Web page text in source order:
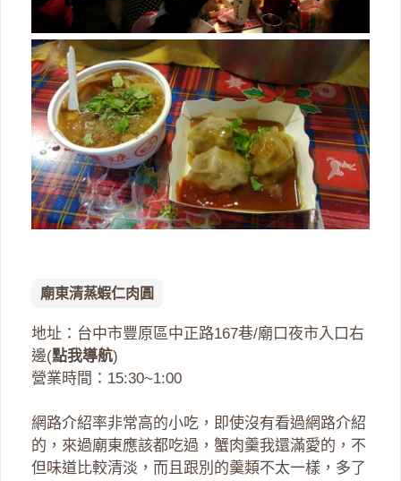
廟東清蒸蝦仁肉圓
地址：台中市豐原區中正路167巷/廟口夜市入口右
邊(點我導航)
營業時間：15:30~1:00
網路介紹率非常高的小吃，即使沒有看過網路介紹
的，來過廟東應該都吃過，蟹肉羹我還滿愛的，不
但味道比較清淡，而且跟別的羹類不太一樣，多了